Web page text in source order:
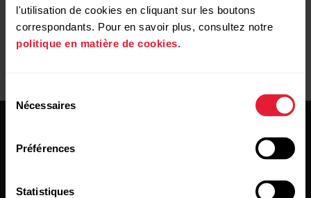
l'utilisation de cookies en cliquant sur les boutons
correspondants. Pour en savoir plus, consultez notre
politique en matière de cookies.
Nécessaires
Préférences
Statistiques